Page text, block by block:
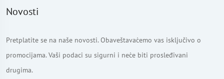
Novosti
Pretplatite se na naše novosti. Obaveštavaćemo vas isključivo o
promocijama. Vaši podaci su sigurni i neće biti prosleđivani
drugima.